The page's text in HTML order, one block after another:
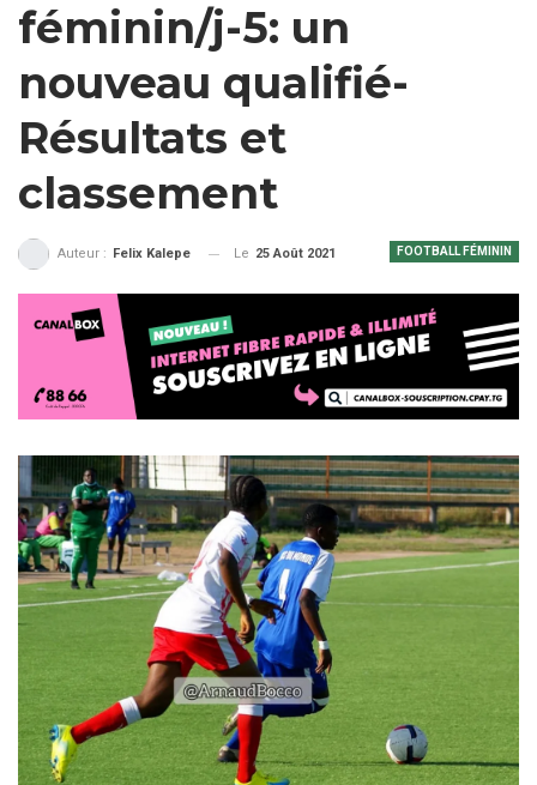
féminin/j-5: un
nouveau qualifié-
Résultats et
classement
FOOTBALL FÉMININ
Auteur : Felix Kalepe Le 25 Août 2021